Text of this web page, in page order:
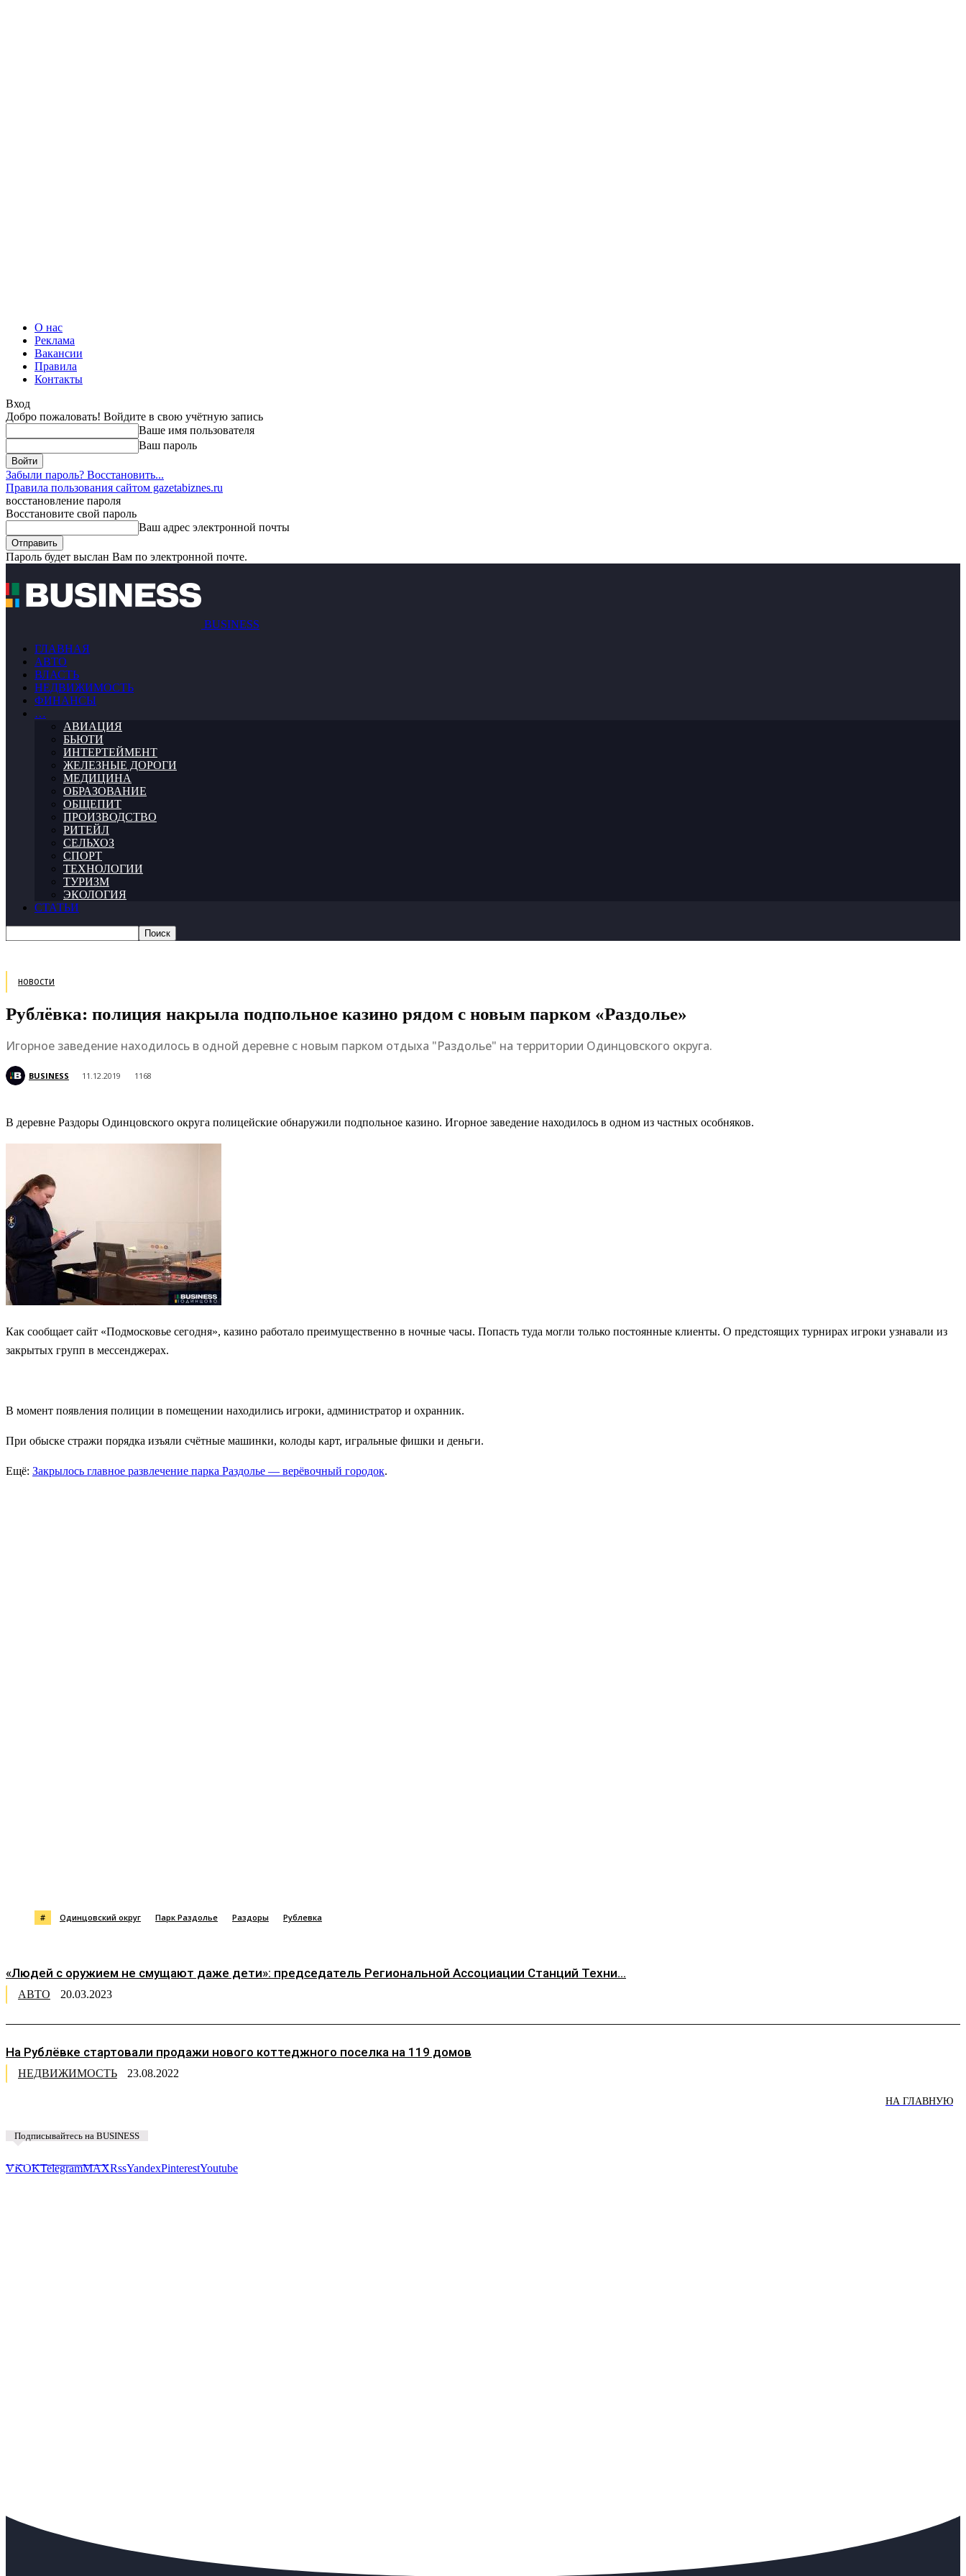
О нас
Реклама
Вакансии
Правила
Контакты
Вход
Добро пожаловать! Войдите в свою учётную запись
Ваше имя пользователя
Ваш пароль
Забыли пароль? Восстановить...
Правила пользования сайтом gazetabiznes.ru
восстановление пароля
Восстановите свой пароль
Ваш адрес электронной почты
Пароль будет выслан Вам по электронной почте.
BUSINESS
ГЛАВНАЯ
АВТО
ВЛАСТЬ
НЕДВИЖИМОСТЬ
ФИНАНСЫ
…
АВИАЦИЯ
БЬЮТИ
ИНТЕРТЕЙМЕНТ
ЖЕЛЕЗНЫЕ ДОРОГИ
МЕДИЦИНА
ОБРАЗОВАНИЕ
ОБЩЕПИТ
ПРОИЗВОДСТВО
РИТЕЙЛ
СЕЛЬХОЗ
СПОРТ
ТЕХНОЛОГИИ
ТУРИЗМ
ЭКОЛОГИЯ
СТАТЬИ
НОВОСТИ
Рублёвка: полиция накрыла подпольное казино рядом с новым парком «Раздолье»
Игорное заведение находилось в одной деревне с новым парком отдыха "Раздолье" на территории Одинцовского округа.
BUSINESS 11.12.2019 1168
В деревне Раздоры Одинцовского округа полицейские обнаружили подпольное казино. Игорное заведение находилось в одном из частных особняков.
Как сообщает сайт «Подмосковье сегодня», казино работало преимущественно в ночные часы. Попасть туда могли только постоянные клиенты. О предстоящих турнирах игроки узнавали из
закрытых групп в мессенджерах.
В момент появления полиции в помещении находились игроки, администратор и охранник.
При обыске стражи порядка изъяли счётные машинки, колоды карт, игральные фишки и деньги.
Ещё: Закрылось главное развлечение парка Раздолье — верёвочный городок.
# Одинцовский округ Парк Раздолье Раздоры Рублевка
«Людей с оружием не смущают даже дети»: председатель Региональной Ассоциации Станций Техни...
АВТО 20.03.2023
На Рублёвке стартовали продажи нового коттеджного поселка на 119 домов
НЕДВИЖИМОСТЬ 23.08.2022
НА ГЛАВНУЮ
Подписывайтесь на BUSINESS
VKOKTelegramMAXRssYandexPinterestYoutube